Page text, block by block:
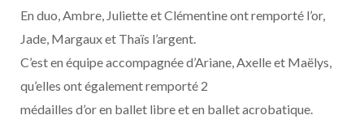
En duo, Ambre, Juliette et Clémentine ont remporté l’or,
Jade, Margaux et Thaïs l’argent.
C’est en équipe accompagnée d’Ariane, Axelle et Maëlys,
qu’elles ont également remporté 2
médailles d’or en ballet libre et en ballet acrobatique.